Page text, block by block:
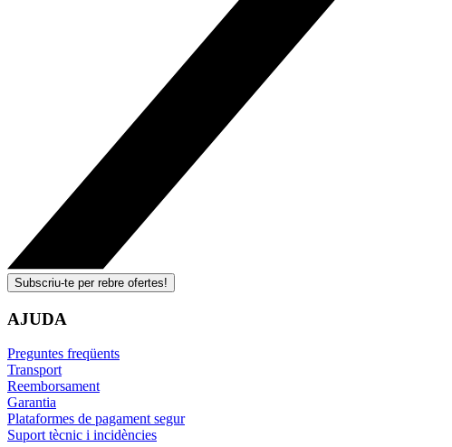
Subscriu-te per rebre ofertes!
AJUDA
Preguntes freqüents
Transport
Reemborsament
Garantia
Plataformes de pagament segur
Suport tècnic i incidències